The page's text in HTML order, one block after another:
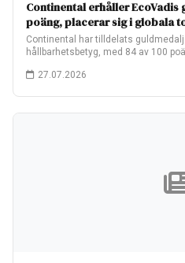
Continental erhåller EcoVadis
poäng, placerar sig i globala
Continental har tilldelats
hållbarhetsbetyg, med 84 av 100
27.07.2026